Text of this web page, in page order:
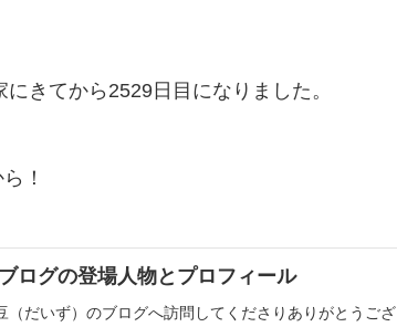
きてから2529日目になりました。
！
ログの登場人物とプロフィール
（だいず）のブログへ訪問してくださりありがとうござ